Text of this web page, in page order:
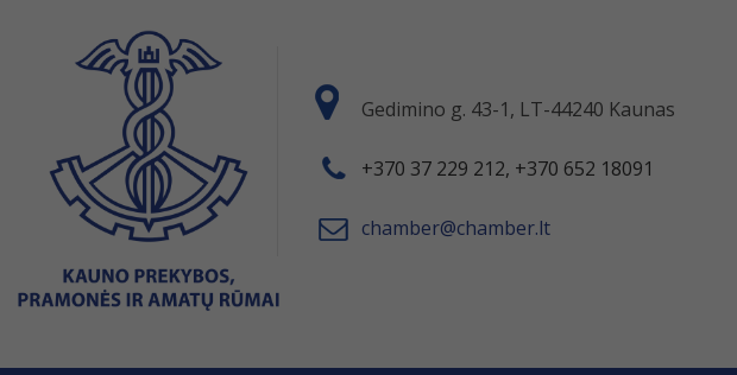
Gedimino g. 43-1, LT-44240 Kaunas
+370 37 229 212, +370 652 18091
chamber@chamber.lt